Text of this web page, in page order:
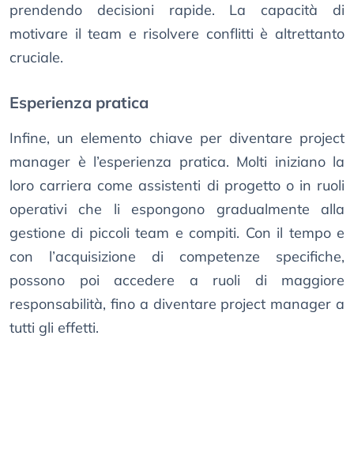
prendendo decisioni rapide. La capacità di
motivare il team e risolvere conflitti è altrettanto
cruciale.
Esperienza pratica
Infine, un elemento chiave per diventare project
manager è l’esperienza pratica. Molti iniziano la
loro carriera come assistenti di progetto o in ruoli
operativi che li espongono gradualmente alla
gestione di piccoli team e compiti. Con il tempo e
con l’acquisizione di competenze specifiche,
possono poi accedere a ruoli di maggiore
responsabilità, fino a diventare project manager a
tutti gli effetti.